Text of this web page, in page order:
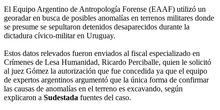
El Equipo Argentino de Antropología Forense (EAAF) utilizó un
georadar en busca de posibles anomalías en terrenos militares donde
se presume se sepultaron detenidos desaparecidos durante la
dictadura cívico-militar en Uruguay.
Estos datos relevados fueron enviados al fiscal especializado en
Crímenes de Lesa Humanidad, Ricardo Perciballe, quien le solicitó
al juez Gómez la autorización que fue concedida ya que el equipo
de expertos argentinos argumentó que la única forma de confirmar
las causas de anomalías en el terreno es excavando, según
explicaron a Sudestada fuentes del caso.